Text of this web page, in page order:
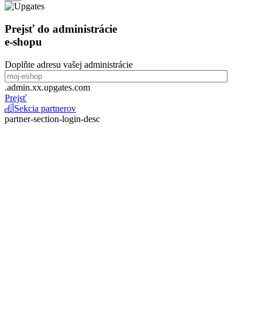
Prejsť do administrácie
e-shopu
Doplňte adresu vašej administrácie
.admin.xx.upgates.com
Prejsť
Sekcia partnerov
partner-section-login-desc